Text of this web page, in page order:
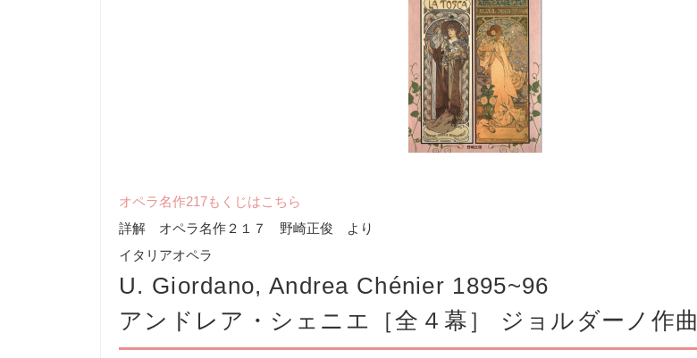
オペラ名作217もくじはこちら
詳解 オペラ名作２１７ 野崎正俊 より
イタリアオペラ
U. Giordano, Andrea Chénier 1895~96
アンドレア・シェニエ［全４幕］ ジョルダーノ作曲